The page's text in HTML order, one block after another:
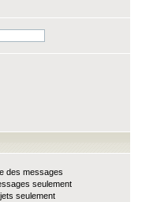
des messages
seulement
seulement